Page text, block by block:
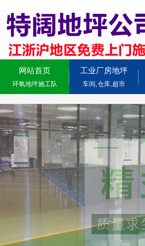
网站首页
环氧地坪施工队
工业厂房地坪
车间,仓库,超市